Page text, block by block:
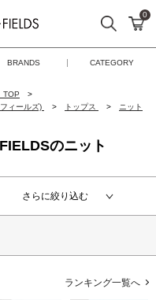
STRAWBERRY-FIELDS
検索 カ
0
BRANDS CATEGORY
TOP
ィールズ)
トップス ニット
のニット
さらに絞り込む
ランキング一覧へ